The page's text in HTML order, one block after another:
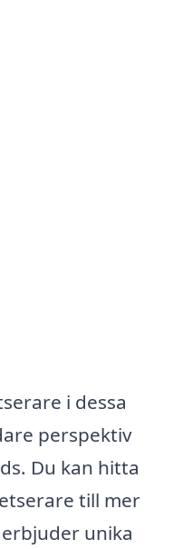
i dessa
perspektiv
Du kan hitta
till mer
unika